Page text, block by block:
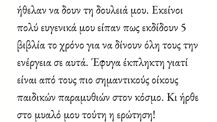
ήθελαν να δουν τη δουλειά μου. Εκείνοι
πολύ ευγενικά μου είπαν πως εκδίδουν 5
βιβλία το χρόνο για να δίνουν όλη τους την
ενέργεια σε αυτά. Έφυγα έκπληκτη γιατί
είναι από τους πιο σημαντικούς οίκους
παιδικών παραμυθιών στον κόσμο. Κι ήρθε
στο μυαλό μου τούτη η ερώτηση!